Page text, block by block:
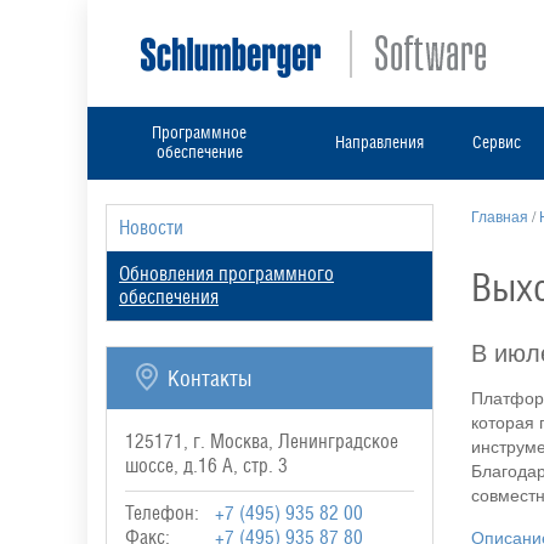
Программное
обеспечение
Направления Сервис
Новости
Обновления программного
обеспечения
Контакты
125171, г. Москва, Ленинградское
шоссе, д.16 А, стр. 3
Телефон:
+7 (495) 935 82 00
Факс:
+7 (495) 935 87 80
Главная /
В
которая